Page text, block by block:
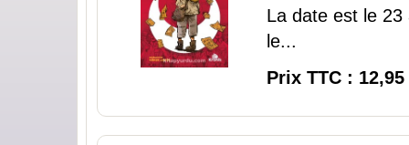
La date est le
le...
Prix TTC : 12,95